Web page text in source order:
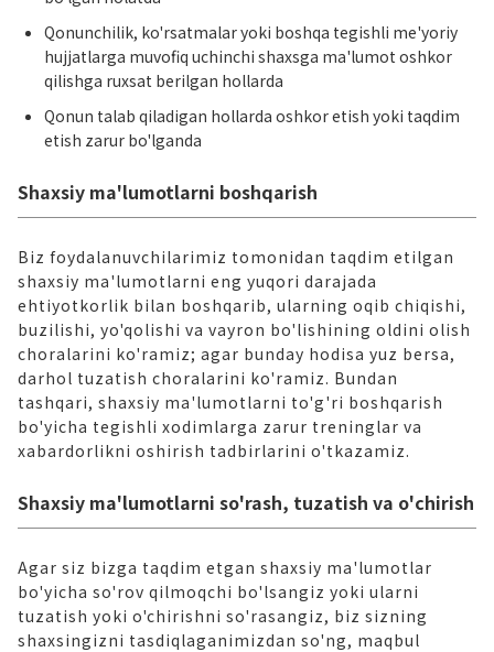
Qonunchilik, ko'rsatmalar yoki boshqa tegishli me'yoriy
hujjatlarga muvofiq uchinchi shaxsga ma'lumot oshkor
qilishga ruxsat berilgan hollarda
Qonun talab qiladigan hollarda oshkor etish yoki taqdim
etish zarur bo'lganda
Shaxsiy ma'lumotlarni boshqarish
Biz foydalanuvchilarimiz tomonidan taqdim etilgan
shaxsiy ma'lumotlarni eng yuqori darajada
ehtiyotkorlik bilan boshqarib, ularning oqib chiqishi,
buzilishi, yo'qolishi va vayron bo'lishining oldini olish
choralarini ko'ramiz; agar bunday hodisa yuz bersa,
darhol tuzatish choralarini ko'ramiz. Bundan
tashqari, shaxsiy ma'lumotlarni to'g'ri boshqarish
bo'yicha tegishli xodimlarga zarur treninglar va
xabardorlikni oshirish tadbirlarini o'tkazamiz.
Shaxsiy ma'lumotlarni so'rash, tuzatish va o'chirish
Agar siz bizga taqdim etgan shaxsiy ma'lumotlar
bo'yicha so'rov qilmoqchi bo'lsangiz yoki ularni
tuzatish yoki o'chirishni so'rasangiz, biz sizning
shaxsingizni tasdiqlaganimizdan so'ng, maqbul